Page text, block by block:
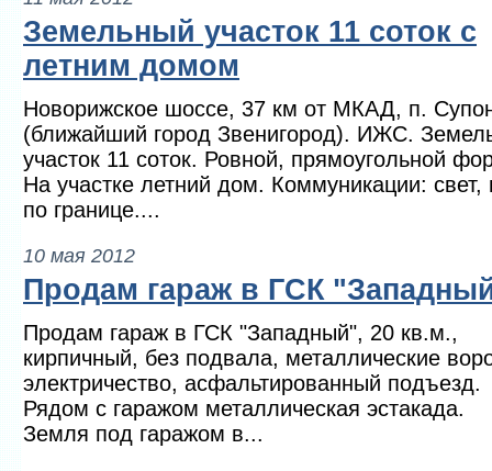
Земельный участок 11 соток с
летним домом
Новорижское шоссе, 37 км от МКАД, п.
(ближайший город Звенигород). ИЖС.
участок 11 соток. Ровной, прямоугольной
На участке летний дом. Коммуникации: свет,
по границе....
10 мая 2012
Продам гараж в ГСК
Продам гараж в ГСК "Западный", 20 кв.м.,
кирпичный, без подвала, металлические
электричество, асфальтированный подъезд.
Рядом с гаражом металлическая эстакада.
Земля под гаражом в...